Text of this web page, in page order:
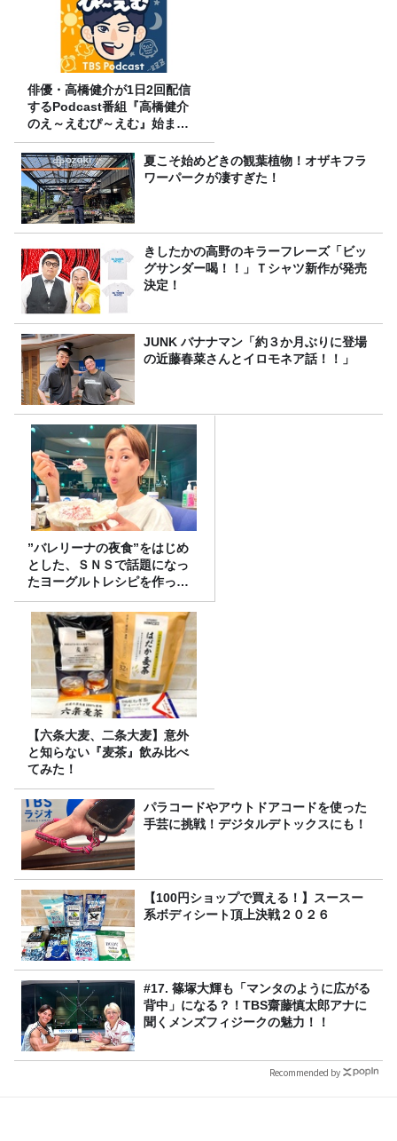
俳優・高橋健介が1日2回配信
するPodcast番組『高橋健介
のえ～えむぴ～えむ』始まり
ます
夏こそ始めどきの観葉植物！オザキフラ
ワーパークが凄すぎた！
きしたかの高野のキラーフレーズ「ビッ
グサンダー喝！！」Ｔシャツ新作が発売
決定！
JUNK バナナマン「約３か月ぶりに登場
の近藤春菜さんとイロモネア話！！」
”バレリーナの夜食”をはじめ
とした、ＳＮＳで話題になっ
たヨーグルトレシピを作って
みた！
【六条大麦、二条大麦】意外
と知らない『麦茶』飲み比べ
てみた！
パラコードやアウトドアコードを使った
手芸に挑戦！デジタルデトックスにも！
【100円ショップで買える！】スースー
系ボディシート頂上決戦２０２６
#17. 篠塚大輝も「マンタのように広がる
背中」になる？！TBS齋藤慎太郎アナに
聞くメンズフィジークの魅力！！
Recommended by